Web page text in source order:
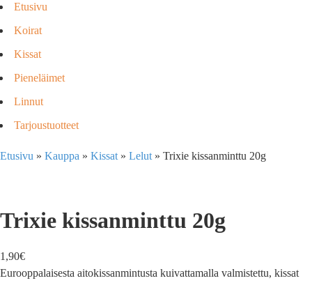
Etusivu
Koirat
Kissat
Pieneläimet
Linnut
Tarjoustuotteet
Etusivu » Kauppa » Kissat » Lelut » Trixie kissanminttu 20g
Trixie kissanminttu 20g
1,90€
Eurooppalaisesta aitokissanmintusta kuivattamalla valmistettu, kissat